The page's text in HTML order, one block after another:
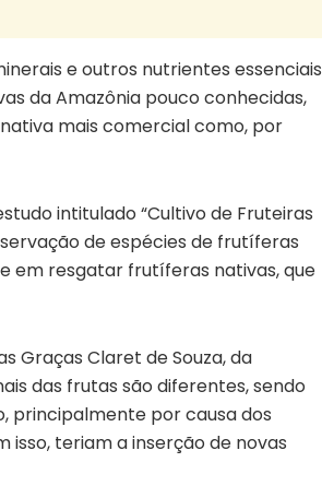
e outros nutrientes essenciais
da Amazônia pouco conhecidas,
mais comercial como, por
intitulado “Cultivo de Fruteiras
de espécies de frutíferas
em resgatar frutíferas nativas, que
Graças Claret de Souza, da
das frutas são diferentes, sendo
principalmente por causa dos
teriam a inserção de novas